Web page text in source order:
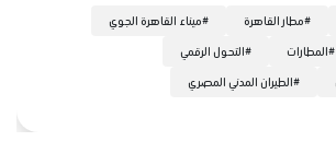
#مطار القاهرة #ميناء القاهرة الجوي
#المطارات #التحول الرقمي
#الطيران المدني المصري